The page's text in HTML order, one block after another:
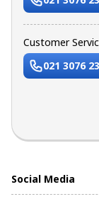
Customer
021 3076
Social Media